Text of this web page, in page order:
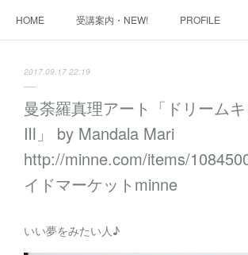
HOME 受講案内・NEW! PROFILE
全国・講師リスト
2017.09.17 22:19
曼荼羅真理アート「ドリーム
Ⅲ」 by Mandala Mari
http://minne.com/items/
イドマーケットminne
いい夢をみたい人♪